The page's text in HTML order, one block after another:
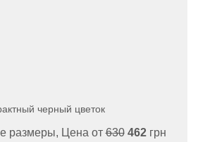
черный цветок
размеры, Цена от630 462грн